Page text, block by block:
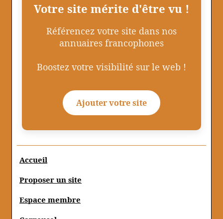
Votre site mérite d'être vu !
Référencez votre site dans nos
annuaires francophones
Boostez votre visibilité sur le web !
Ajouter votre site
Accueil
Proposer un site
Espace membre